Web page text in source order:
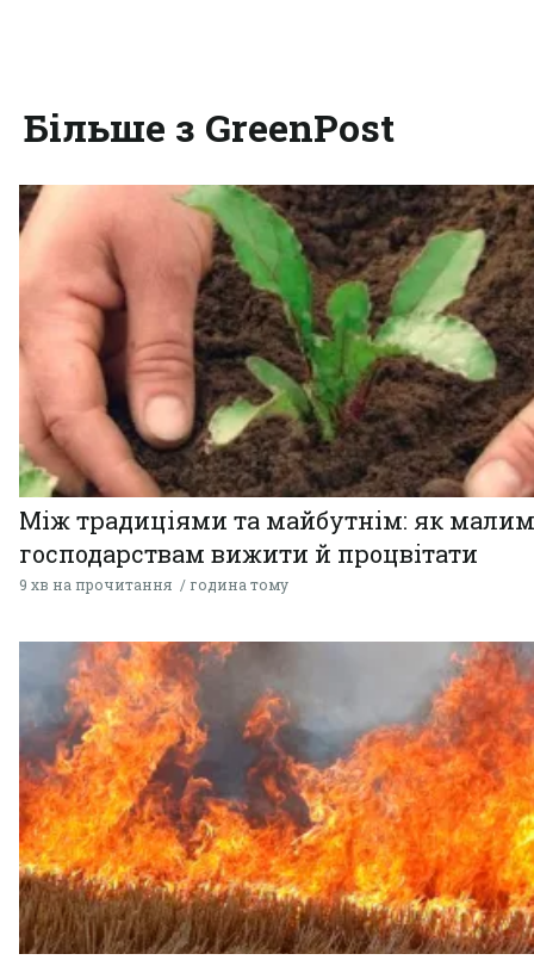
Більше з GreenPost
Між традиціями та майбутнім: як малим
господарствам вижити й процвітати
9 хв на прочитання година тому